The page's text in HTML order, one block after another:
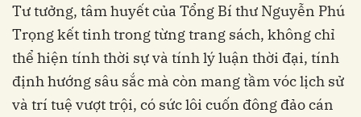
Tư tưởng, tâm huyết của Tổng Bí thư Nguyễn Phú
Trọng kết tinh trong từng trang sách, không chỉ
thể hiện tính thời sự và tính lý luận thời đại, tính
định hướng sâu sắc mà còn mang tầm vóc lịch sử
và trí tuệ vượt trội, có sức lôi cuốn đông đảo cán